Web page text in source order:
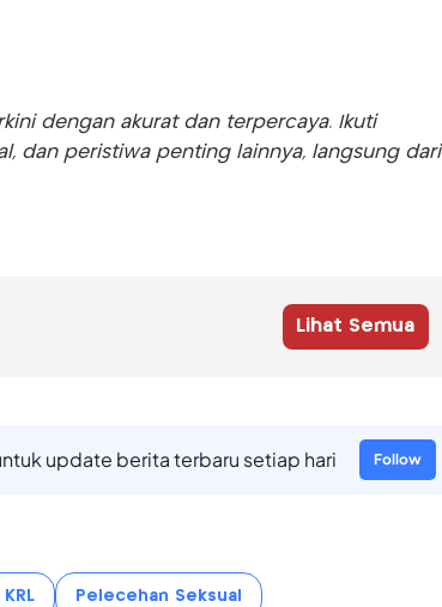
dengan akurat dan terpercaya. Ikuti
dan peristiwa penting lainnya, langsung dari
Lihat Semua
update berita terbaru setiap hari Follow
Pelecehan Seksual